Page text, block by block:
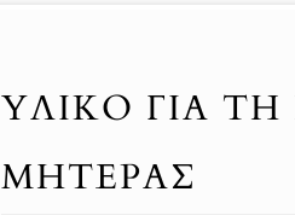
ΥΛΙΚΟ ΓΙΑ
ΜΗΤΕΡΑΣ